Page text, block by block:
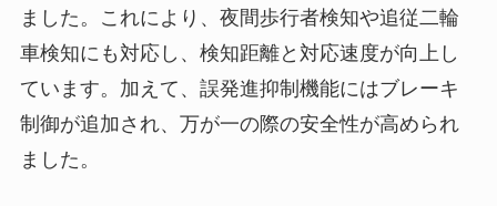
ました。これにより、夜間歩行者検知や追従二輪
車検知にも対応し、検知距離と対応速度が向上し
ています。加えて、誤発進抑制機能にはブレーキ
制御が追加され、万が一の際の安全性が高められ
ました。